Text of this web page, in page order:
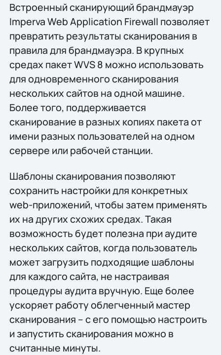
Встроенный сканирующий брандмауэр
Imperva Web Application Firewall позволяет
превратить результаты сканирования в
правила для брандмауэра. В крупных
средах пакет WVS 8 можно использовать
для одновременного сканирования
нескольких сайтов на одной машине.
Более того, поддерживается
сканирование в разных копиях пакета от
имени разных пользователей на одном
сервере или рабочей станции.
Шаблоны сканирования позволяют
сохранить настройки для конкретных
web-приложений, чтобы затем применять
их на других схожих средах. Такая
возможность будет полезна при аудите
нескольких сайтов, когда пользователь
может загрузить подходящие шаблоны
для каждого сайта, не настраивая
процедуры аудита вручную. Еще более
ускоряет работу облегченный мастер
сканирования – с его помощью настроить
и запустить сканирования можно в
считанные минуты.